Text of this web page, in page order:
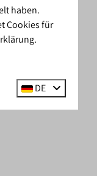
haben.
Cookies für
DE